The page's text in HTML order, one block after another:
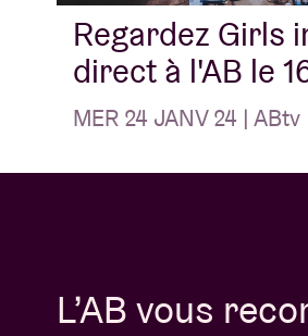
Regardez Girls
direct à l'AB le
MER 24 JANV 24 | ABtv
L’AB vous